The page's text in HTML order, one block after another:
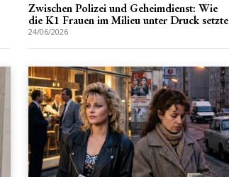
Zwischen Polizei und Geheimdienst: Wie
die K1 Frauen im Milieu unter Druck setzte
24/06/2026